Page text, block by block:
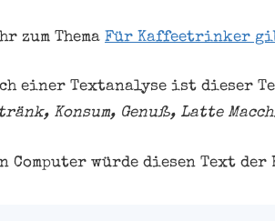
zum Thema Für Kaffeetrinker
einer Textanalyse ist dieser
Konsum, Genuß, Latte
Computer würde diesen Text der